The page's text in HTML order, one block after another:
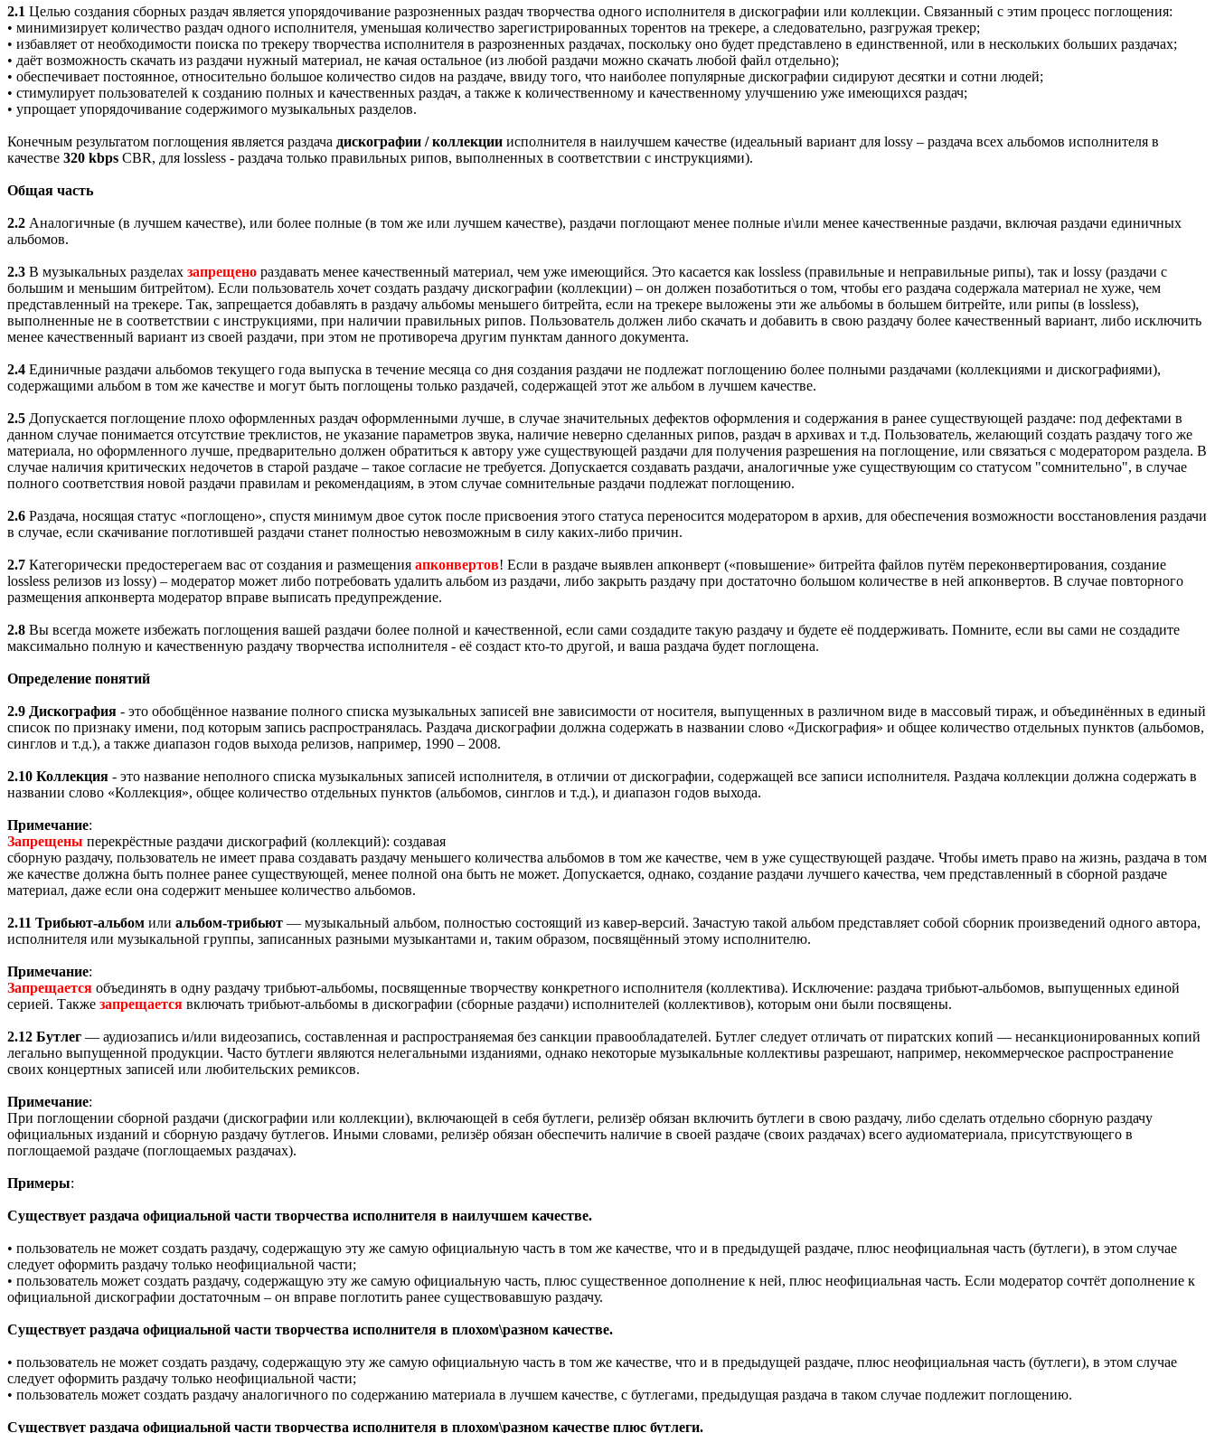
2.1 Целью создания сборных раздач является упорядочивание разрозненных раздач творчества одного исполнителя в дискографии или коллекции. Связанный с этим процесс поглощения:
• минимизирует количество раздач одного исполнителя, уменьшая количество зарегистрированных торентов на трекере, а следовательно, разгружая трекер;
• избавляет от необходимости поиска по трекеру творчества исполнителя в разрозненных раздачах, поскольку оно будет представлено в единственной, или в нескольких больших раздачах;
• даёт возможность скачать из раздачи нужный материал, не качая остальное (из любой раздачи можно скачать любой файл отдельно);
• обеспечивает постоянное, относительно большое количество сидов на раздаче, ввиду того, что наиболее популярные дискографии сидируют десятки и сотни людей;
• стимулирует пользователей к созданию полных и качественных раздач, а также к количественному и качественному улучшению уже имеющихся раздач;
• упрощает упорядочивание содержимого музыкальных разделов.
Конечным результатом поглощения является раздача дискографии / коллекции исполнителя в наилучшем качестве (идеальный вариант для lossy – раздача всех альбомов исполнителя в
качестве 320 kbps CBR, для lossless - раздача только правильных рипов, выполненных в соответствии с инструкциями).
Общая часть
2.2 Аналогичные (в лучшем качестве), или более полные (в том же или лучшем качестве), раздачи поглощают менее полные и\или менее качественные раздачи, включая раздачи единичных
альбомов.
2.3 В музыкальных разделах запрещено раздавать менее качественный материал, чем уже имеющийся. Это касается как lossless (правильные и неправильные рипы), так и lossy (раздачи с
большим и меньшим битрейтом). Если пользователь хочет создать раздачу дискографии (коллекции) – он должен позаботиться о том, чтобы его раздача содержала материал не хуже, чем
представленный на трекере. Так, запрещается добавлять в раздачу альбомы меньшего битрейта, если на трекере выложены эти же альбомы в большем битрейте, или рипы (в lossless),
выполненные не в соответствии с инструкциями, при наличии правильных рипов. Пользователь должен либо скачать и добавить в свою раздачу более качественный вариант, либо исключить
менее качественный вариант из своей раздачи, при этом не противореча другим пунктам данного документа.
2.4 Единичные раздачи альбомов текущего года выпуска в течение месяца со дня создания раздачи не подлежат поглощению более полными раздачами (коллекциями и дискографиями),
содержащими альбом в том же качестве и могут быть поглощены только раздачей, содержащей этот же альбом в лучшем качестве.
2.5 Допускается поглощение плохо оформленных раздач оформленными лучше, в случае значительных дефектов оформления и содержания в ранее существующей раздаче: под дефектами в
данном случае понимается отсутствие треклистов, не указание параметров звука, наличие неверно сделанных рипов, раздач в архивах и т.д. Пользователь, желающий создать раздачу того же
материала, но оформленного лучше, предварительно должен обратиться к автору уже существующей раздачи для получения разрешения на поглощение, или связаться с модератором раздела. В
случае наличия критических недочетов в старой раздаче – такое согласие не требуется. Допускается создавать раздачи, аналогичные уже существующим со статусом "сомнительно", в случае
полного соответствия новой раздачи правилам и рекомендациям, в этом случае сомнительные раздачи подлежат поглощению.
2.6 Раздача, носящая статус «поглощено», спустя минимум двое суток после присвоения этого статуса переносится модератором в архив, для обеспечения возможности восстановления раздачи
в случае, если скачивание поглотившей раздачи станет полностью невозможным в силу каких-либо причин.
2.7 Категорически предостерегаем вас от создания и размещения апконвертов! Если в раздаче выявлен апконверт («повышение» битрейта файлов путём переконвертирования, создание
lossless релизов из lossy) – модератор может либо потребовать удалить альбом из раздачи, либо закрыть раздачу при достаточно большом количестве в ней апконвертов. В случае повторного
размещения апконверта модератор вправе выписать предупреждение.
2.8 Вы всегда можете избежать поглощения вашей раздачи более полной и качественной, если сами создадите такую раздачу и будете её поддерживать. Помните, если вы сами не создадите
максимально полную и качественную раздачу творчества исполнителя - её создаст кто-то другой, и ваша раздача будет поглощена.
Определение понятий
2.9 Дискография - это обобщённое название полного списка музыкальных записей вне зависимости от носителя, выпущенных в различном виде в массовый тираж, и объединённых в единый
список по признаку имени, под которым запись распространялась. Раздача дискографии должна содержать в названии слово «Дискография» и общее количество отдельных пунктов (альбомов,
синглов и т.д.), а также диапазон годов выхода релизов, например, 1990 – 2008.
2.10 Коллекция - это название неполного списка музыкальных записей исполнителя, в отличии от дискографии, содержащей все записи исполнителя. Раздача коллекции должна содержать в
названии слово «Коллекция», общее количество отдельных пунктов (альбомов, синглов и т.д.), и диапазон годов выхода.
Примечание:
Запрещены перекрёстные раздачи дискографий (коллекций): создавая
сборную раздачу, пользователь не имеет права создавать раздачу меньшего количества альбомов в том же качестве, чем в уже существующей раздаче. Чтобы иметь право на жизнь, раздача в том
же качестве должна быть полнее ранее существующей, менее полной она быть не может. Допускается, однако, создание раздачи лучшего качества, чем представленный в сборной раздаче
материал, даже если она содержит меньшее количество альбомов.
2.11 Трибьют-альбом или альбом-трибьют — музыкальный альбом, полностью состоящий из кавер-версий. Зачастую такой альбом представляет собой сборник произведений одного автора,
исполнителя или музыкальной группы, записанных разными музыкантами и, таким образом, посвящённый этому исполнителю.
Примечание:
Запрещается объединять в одну раздачу трибьют-альбомы, посвященные творчеству конкретного исполнителя (коллектива). Исключение: раздача трибьют-альбомов, выпущенных единой
серией. Также запрещается включать трибьют-альбомы в дискографии (сборные раздачи) исполнителей (коллективов), которым они были посвящены.
2.12 Бутлег — аудиозапись и/или видеозапись, составленная и распространяемая без санкции правообладателей. Бутлег следует отличать от пиратских копий — несанкционированных копий
легально выпущенной продукции. Часто бутлеги являются нелегальными изданиями, однако некоторые музыкальные коллективы разрешают, например, некоммерческое распространение
своих концертных записей или любительских ремиксов.
Примечание:
При поглощении сборной раздачи (дискографии или коллекции), включающей в себя бутлеги, релизёр обязан включить бутлеги в свою раздачу, либо сделать отдельно сборную раздачу
официальных изданий и сборную раздачу бутлегов. Иными словами, релизёр обязан обеспечить наличие в своей раздаче (своих раздачах) всего аудиоматериала, присутствующего в
поглощаемой раздаче (поглощаемых раздачах).
Примеры:
Существует раздача официальной части творчества исполнителя в наилучшем качестве.
• пользователь не может создать раздачу, содержащую эту же самую официальную часть в том же качестве, что и в предыдущей раздаче, плюс неофициальная часть (бутлеги), в этом случае
следует оформить раздачу только неофициальной части;
• пользователь может создать раздачу, содержащую эту же самую официальную часть, плюс существенное дополнение к ней, плюс неофициальная часть. Если модератор сочтёт дополнение к
официальной дискографии достаточным – он вправе поглотить ранее существовавшую раздачу.
Существует раздача официальной части творчества исполнителя в плохом\разном качестве.
• пользователь не может создать раздачу, содержащую эту же самую официальную часть в том же качестве, что и в предыдущей раздаче, плюс неофициальная часть (бутлеги), в этом случае
следует оформить раздачу только неофициальной части;
• пользователь может создать раздачу аналогичного по содержанию материала в лучшем качестве, с бутлегами, предыдущая раздача в таком случае подлежит поглощению.
Существует раздача официальной части творчества исполнителя в плохом\разном качестве плюс бутлеги.